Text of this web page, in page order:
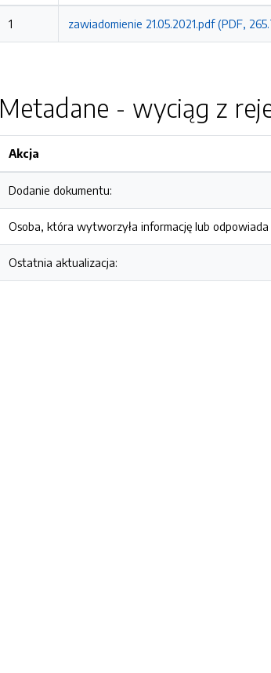
1 zawiadomienie 21.05.2021.pdf (PDF,
Metadane - wyciąg z
Akcja
Dodanie dokumentu:
Osoba, która wytworzyła informację lub odpowiada
Ostatnia aktualizacja: